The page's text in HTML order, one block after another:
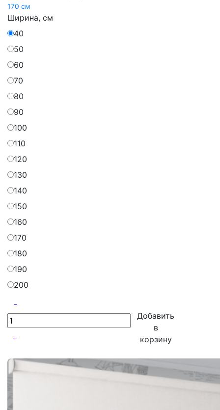
170 см
Ширина, см
40
50
60
70
80
90
100
110
120
130
140
150
160
170
180
190
200
Добавить
в
корзину